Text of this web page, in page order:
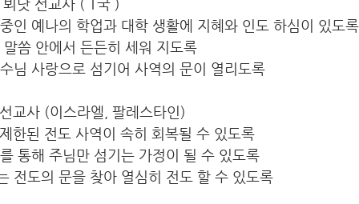
닷 선교사 ( T국 )
인 예나의 학업과 대학 생활에 지혜와 인도 하심이 있도록
씀 안에서 든든히 세워 지도록
님 사랑으로 섬기어 사역의 문이 열리도록
교사 (이스라엘, 팔레스타인)
한된 전도 사역이 속히 회복될 수 있도록
통해 주님만 섬기는 가정이 될 수 있도록
전도의 문을 찾아 열심히 전도 할 수 있도록